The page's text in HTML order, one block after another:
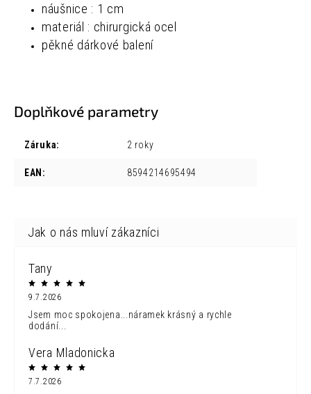
náušnice : 1 cm
materiál : chirurgická ocel
pěkné dárkové balení
Doplňkové parametry
Záruka: 2 roky
EAN : 8594214695494
Tany
9.7.2026
Jsem moc spokojena...náramek krásný a rychle
dodání...
Vera Mladonicka
7.7.2026